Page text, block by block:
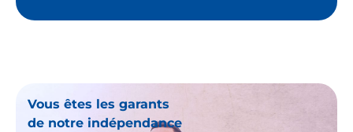
Vous êtes les garants
de notre indépendance